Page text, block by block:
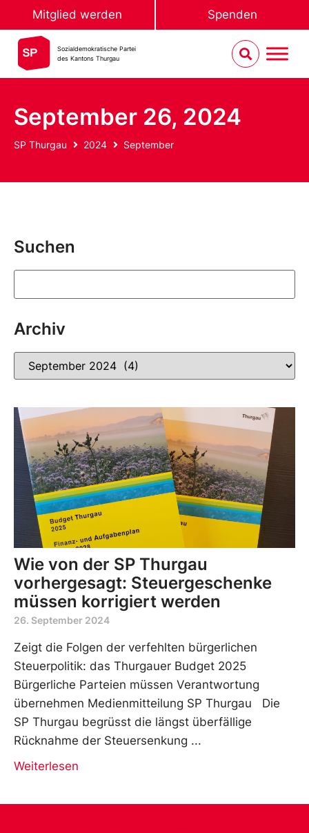
Mitglied werden Spenden
Sozialdemokratische Partei
des Kantons Thurgau
September 26, 2024
SP Thurgau 2024 September
Suchen
Archiv
Wie von der SP Thurgau
vorhergesagt: Steuergeschenke
müssen korrigiert werden
26. September 2024
Zeigt die Folgen der verfehlten bürgerlichen
Steuerpolitik: das Thurgauer Budget 2025
Bürgerliche Parteien müssen Verantwortung
übernehmen Medienmitteilung SP Thurgau Die
SP Thurgau begrüsst die längst überfällige
Rücknahme der Steuersenkung
Weiterlesen